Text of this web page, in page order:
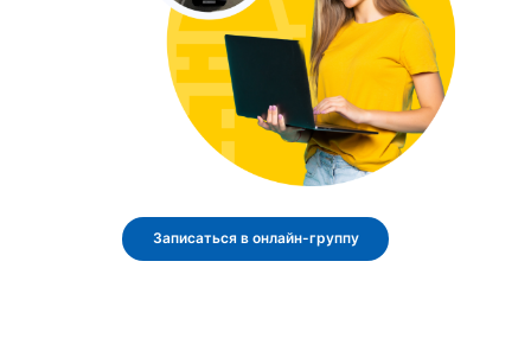
Записаться в онлайн-группу